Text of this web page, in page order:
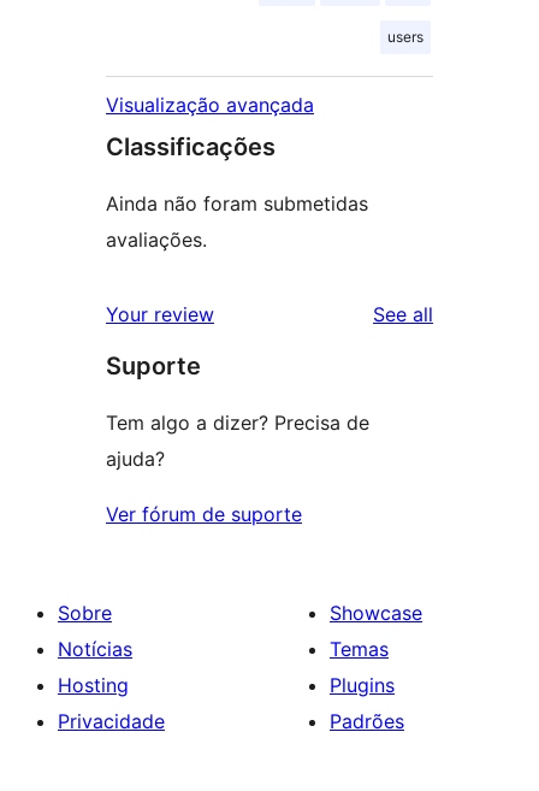
users
Visualização avançada
Classificações
Ainda não foram submetidas
avaliações.
Your review See all
Suporte
Tem algo a dizer? Precisa de
ajuda?
Ver fórum de suporte
Sobre
Notícias
Hosting
Privacidade
Showcase
Temas
Plugins
Padrões